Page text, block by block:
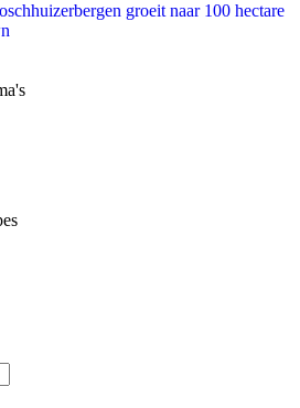
groeit naar 100 hectare